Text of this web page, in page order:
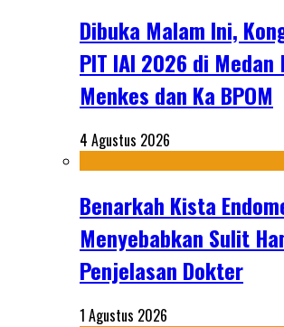
Dibuka Malam Ini,
PIT IAI 2026 di Medan
Menkes dan Ka BPOM
4 Agustus 2026
Benarkah Kista
Menyebabkan Sulit
Penjelasan Dokter
1 Agustus 2026